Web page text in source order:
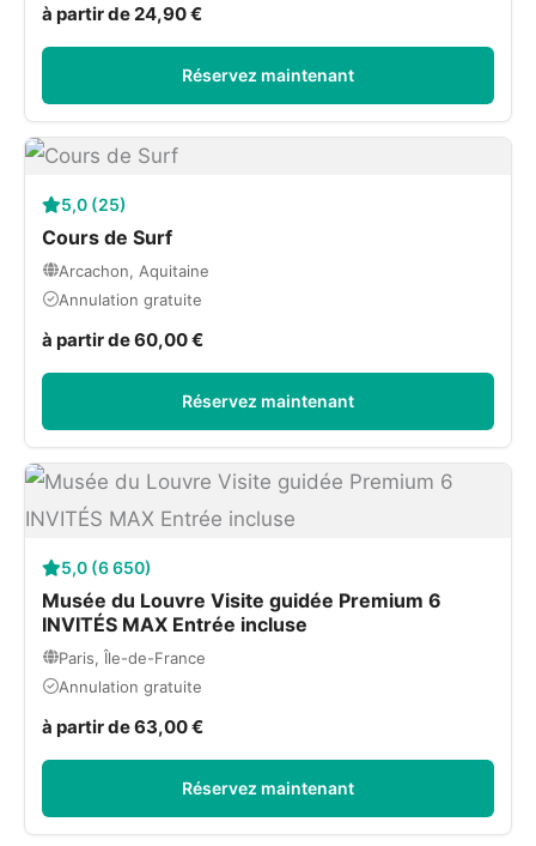
à partir de 24,90 €
Réservez maintenant
5,0 (25)
Cours de Surf
Arcachon, Aquitaine
Annulation gratuite
à partir de 60,00 €
Réservez maintenant
5,0 (6 650)
Musée du Louvre Visite guidée Premium 6
INVITÉS MAX Entrée incluse
Paris, Île-de-France
Annulation gratuite
à partir de 63,00 €
Réservez maintenant